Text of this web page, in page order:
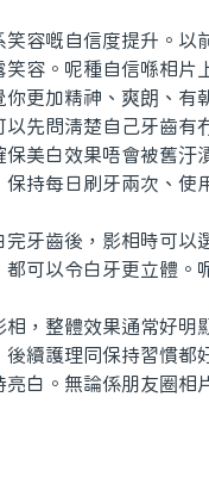
嘅自信度提升。以
容。呢種自信喺相片
更加精神、爽朗、有
問清楚自己牙齒有
美白效果唔會被舊汙
持每日刷牙兩次、使
齒後，影相時可以
可以令白牙更立體。
整體效果通常好明
續護理同保持習慣都
白。無論係朋友圈相